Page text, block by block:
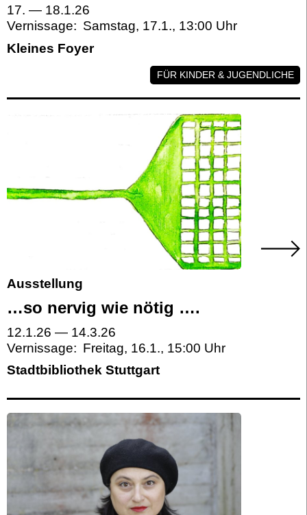
17. — 18.1.26
Vernissage: Samstag, 17.1., 13:00
Kleines Foyer
FÜR KINDER & JUGENDLICHE
Ausstellung
…so nervig wie nötig ….
12.1.26 — 14.3.26
Vernissage: Freitag, 16.1., 15:00
Stadtbibliothek Stuttgart